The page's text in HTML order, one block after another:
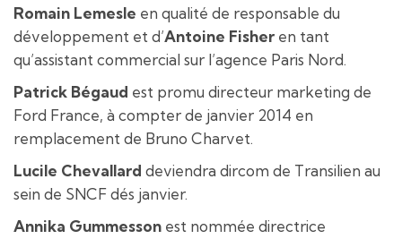
Romain Lemesle en qualité de responsable du
développement et d’Antoine Fisher en tant
qu’assistant commercial sur l’agence Paris Nord.
Patrick Bégaud est promu directeur marketing de
Ford France, à compter de janvier 2014 en
remplacement de Bruno Charvet.
Lucile Chevallard deviendra dircom de Transilien au
sein de SNCF dés janvier.
Annika Gummesson est nommée directrice